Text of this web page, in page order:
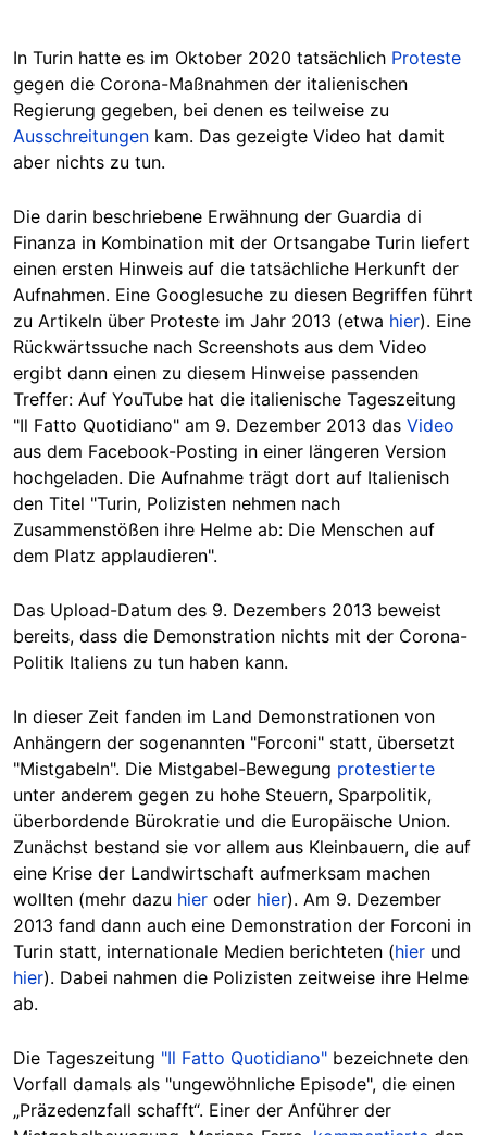
In Turin hatte es im Oktober 2020 tatsächlich Proteste
gegen die Corona-Maßnahmen der italienischen
Regierung gegeben, bei denen es teilweise zu
Ausschreitungen kam. Das gezeigte Video hat damit
aber nichts zu tun.
Die darin beschriebene Erwähnung der Guardia di
Finanza in Kombination mit der Ortsangabe Turin liefert
einen ersten Hinweis auf die tatsächliche Herkunft der
Aufnahmen. Eine Googlesuche zu diesen Begriffen führt
zu Artikeln über Proteste im Jahr 2013 (etwa hier). Eine
Rückwärtssuche nach Screenshots aus dem Video
ergibt dann einen zu diesem Hinweise passenden
Treffer: Auf YouTube hat die italienische Tageszeitung
"Il Fatto Quotidiano" am 9. Dezember 2013 das Video
aus dem Facebook-Posting in einer längeren Version
hochgeladen. Die Aufnahme trägt dort auf Italienisch
den Titel "Turin, Polizisten nehmen nach
Zusammenstößen ihre Helme ab: Die Menschen auf
dem Platz applaudieren".
Das Upload-Datum des 9. Dezembers 2013 beweist
bereits, dass die Demonstration nichts mit der Corona-
Politik Italiens zu tun haben kann.
In dieser Zeit fanden im Land Demonstrationen von
Anhängern der sogenannten "Forconi" statt, übersetzt
"Mistgabeln". Die Mistgabel-Bewegung protestierte
unter anderem gegen zu hohe Steuern, Sparpolitik,
überbordende Bürokratie und die Europäische Union.
Zunächst bestand sie vor allem aus Kleinbauern, die auf
eine Krise der Landwirtschaft aufmerksam machen
wollten (mehr dazu hier oder hier). Am 9. Dezember
2013 fand dann auch eine Demonstration der Forconi in
Turin statt, internationale Medien berichteten (hier und
hier). Dabei nahmen die Polizisten zeitweise ihre Helme
ab.
Die Tageszeitung "Il Fatto Quotidiano" bezeichnete den
Vorfall damals als "ungewöhnliche Episode", die einen
„Präzedenzfall schafft“. Einer der Anführer der